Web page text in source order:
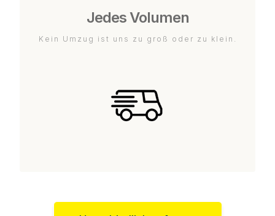
Jedes Volumen
Kein Umzug ist uns zu groß oder zu klein.